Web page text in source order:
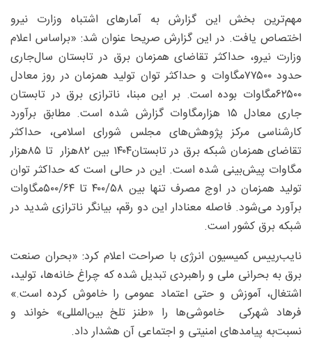
مهم‌ترین بخش این گزارش به آمارهای اشتباه وزارت نیرو
اختصاص یافت. در این گزارش صریحا عنوان شد: «براساس اعلام
وزارت نیرو، حداکثر تقاضای همزمان برق در تابستان سال‌جاری
حدود ۷۷۵۰۰مگاوات و حداکثر توان تولید همزمان در روز معادل
۶۲۵۰۰‌مگاوات بوده است. بر این مبنا، ناترازی برق در تابستان
جاری معادل ۱۵ هزارمگاوات گزارش شده است. مطابق برآورد
کارشناسی مرکز پژوهش‌های مجلس شورای اسلامی، حداکثر
تقاضای همزمان شبکه برق در تابستان۱۴۰۴ بین ۸۲‌هزار تا ۸۵‌هزار
مگاوات پیش‌بینی شده است. این در حالی است که حداکثر توان
تولید همزمان در اوج مصرف تنها بین ۴۰۰/‌۵۸ تا ۵۰۰/‌۶۴‌مگاوات
برآورد می‌شود. فاصله معنادار این دو رقم، بیانگر ناترازی شدید در
شبکه برق کشور است.
نایب‌رییس کمیسیون انرژی با صراحت اعلام کرد: «بحران صنعت
برق به بحرانی ملی و راهبردی تبدیل شده که چراغ خانه‌ها، تولید،
اشتغال، آموزش و حتی اعتماد عمومی را خاموش کرده است.»
فرهاد شهرکی خاموشی‌ها را «طنز تلخ بین‌المللی» خواند و
نسبت‌به پیامدهای امنیتی و اجتماعی آن هشدار داد.